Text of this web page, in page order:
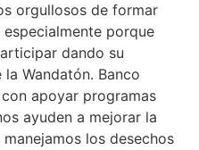
orgullosos de formar
porque
dando su
Wandatón. Banco
apoyar programas
ayuden a mejorar la
los desechos